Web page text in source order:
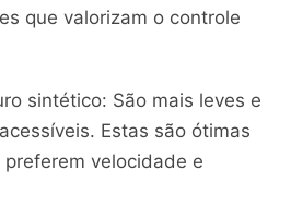
que valorizam o controle
sintético: São mais leves e
Estas são ótimas
velocidade e